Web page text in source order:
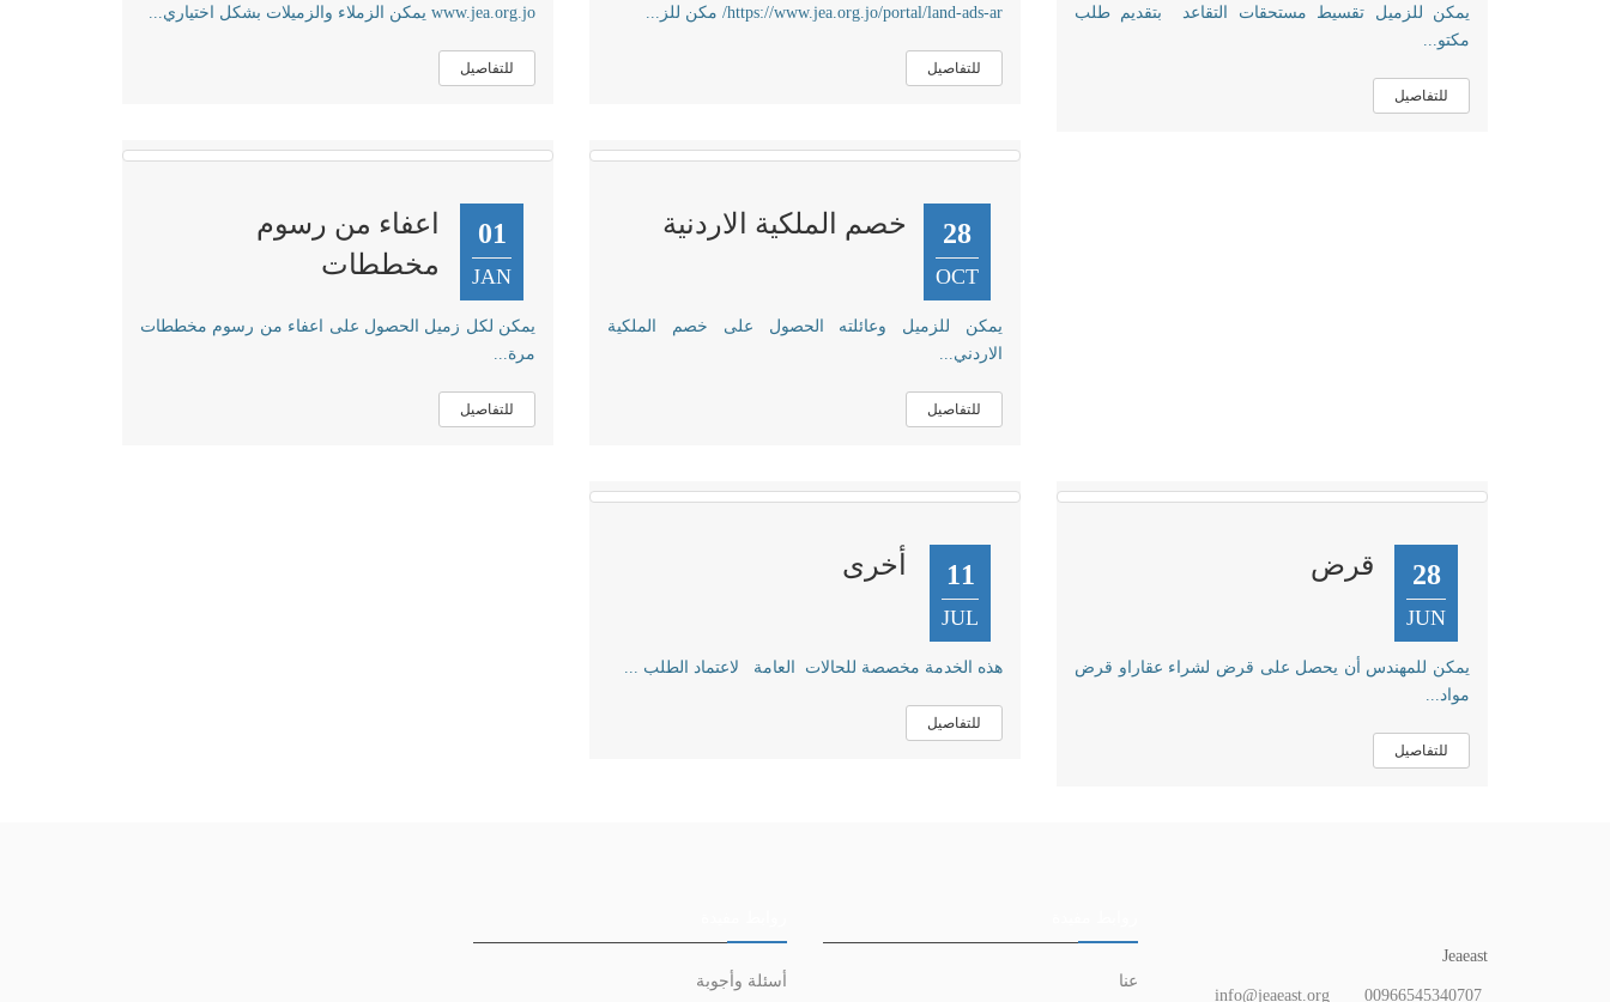
يمكن للزميل تقسيط مستحقات التقاعد بتقديم طلب
مكتو...
للتفاصيل
https://www.jea.org.jo/portal/land-ads-ar/ مكن للز...
للتفاصيل
www.jea.org.jo يمكن الزملاء والزميلات بشكل اختياري...
للتفاصيل
28
OCT
خصم الملكية الاردنية
يمكن للزميل وعائلته الحصول على خصم الملكية
الاردني...
للتفاصيل
01
JAN
اعفاء من رسوم
مخططات
يمكن لكل زميل الحصول على اعفاء من رسوم مخططات
مرة...
للتفاصيل
28
JUN
قرض
يمكن للمهندس أن يحصل على قرض لشراء عقاراو قرض
مواد...
للتفاصيل
11
JUL
أخرى
هذه الخدمة مخصصة للحالات العامة لاعتماد الطلب ...
للتفاصيل
Jeaeast
00966545340707
info@jeaeast.org
عنا أسئلة وأجوبة